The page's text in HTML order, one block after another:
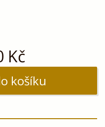
Kč
košíku